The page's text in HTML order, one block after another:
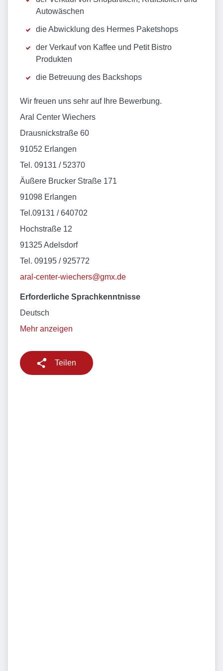
Autowäschen
die Abwicklung des Hermes Paketshops
der Verkauf von Kaffee und Petit Bistro
Produkten
die Betreuung des Backshops
Wir freuen uns sehr auf Ihre Bewerbung.
Aral Center Wiechers
Drausnickstraße 60
91052 Erlangen
Tel. 09131 / 52370
Äußere Brucker Straße 171
91098 Erlangen
Tel.09131 / 640702
Hochstraße 12
91325 Adelsdorf
Tel. 09195 / 925772
aral-center-wiechers@gmx.de
Erforderliche Sprachkenntnisse
Deutsch
Mehr anzeigen
Teilen